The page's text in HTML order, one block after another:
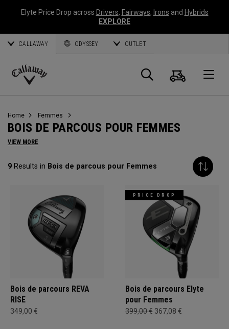
Elyte Price Drop across Drivers, Fairways, Irons and Hybrids
EXPLORE
CALLAWAY ODYSSEY OUTLET
Callaway
Panier
Home Femmes
BOIS DE PARCOUS POUR FEMMES
VIEW MORE
9 Results in Bois de parcous pour Femmes
Bois de parcours REVA
RISE
349,00 €
PRICE DROP
Bois de parcours Elyte
pour Femmes
399,00 € 367,08 €